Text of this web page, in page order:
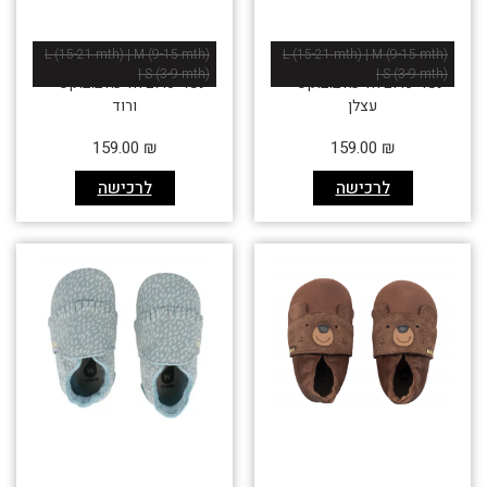
L (15-21 mth) | M (9-15 mth)
| S (3-9 mth)
נעלי טרום הליכה בובוקס –
עצלן
לרכישה
159.00 ₪
L (15-21 mth) | M (9-15 mth)
| S (3-9 mth)
נעלי טרום הליכה בובוקס –
ורוד
לרכישה
159.00 ₪
אזל זמנית אזל זמנית